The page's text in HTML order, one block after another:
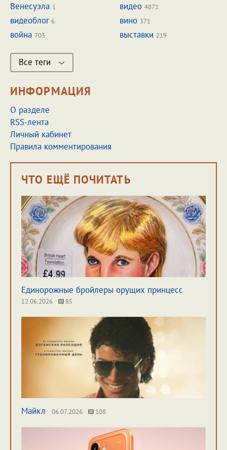
Венесуэла 1 видео 4871
видеоблог 6 вино 371
война 703 выставки 219
Все теги
ИНФОРМАЦИЯ
О разделе
RSS-лента
Личный кабинет
Правила комментирования
ЧТО ЕЩЁ ПОЧИТАТЬ
Единорожные бройлеры орущих принцесс
12.06.2026 85
Майкл 06.07.2026 108